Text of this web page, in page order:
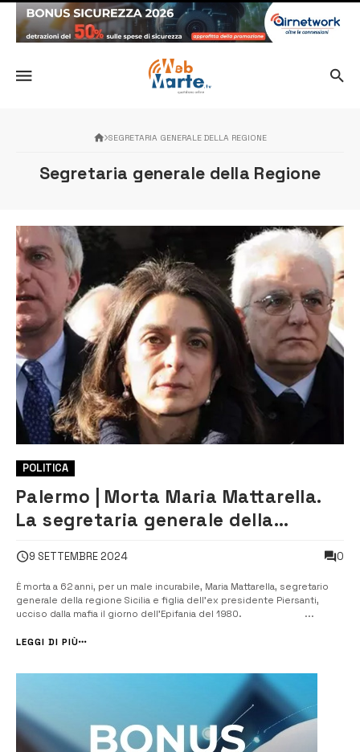
SEGRETARIA GENERALE DELLA REGIONE
Segretaria generale della Regione
POLITICA
Palermo | Morta Maria Mattarella.
La segretaria generale della
9 SETTEMBRE 2024 0
È morta a 62 anni, per un male incurabile, Maria Mattarella, segretario
generale della regione Sicilia e figlia dell’ex presidente Piersanti,
ucciso dalla mafia il giorno dell’Epifania del 1980. ...
LEGGI DI PIÙ